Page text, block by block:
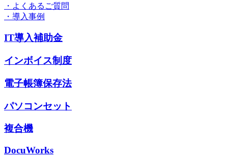
・よくあるご質問
・導入事例
IT導入補助金
インボイス制度
電子帳簿保存法
パソコンセット
複合機
DocuWorks